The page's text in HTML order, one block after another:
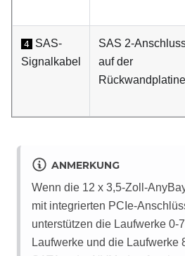
4 SAS-
Signalkabel
SAS 2-
auf der
Rückwandplatine
ANMERKUNG
Wenn die 12 x 3,5-Zoll-
mit integrierten PCIe-
unterstützen die Laufwerke 0-
Laufwerke und die Laufwerke